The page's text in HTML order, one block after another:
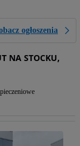
ogłoszenia
NA STOCKU,